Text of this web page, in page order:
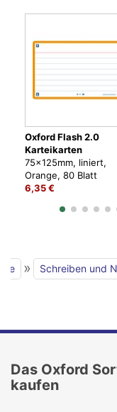
Oxford Flash 2.0
Karteikarten
75x125mm, liniert,
Orange, 80 Blatt
6,35 €
» Schreiben und
Das Oxford
kaufen